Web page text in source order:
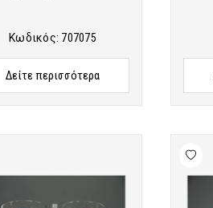
Κωδικός: 707075
Δείτε περισσότερα